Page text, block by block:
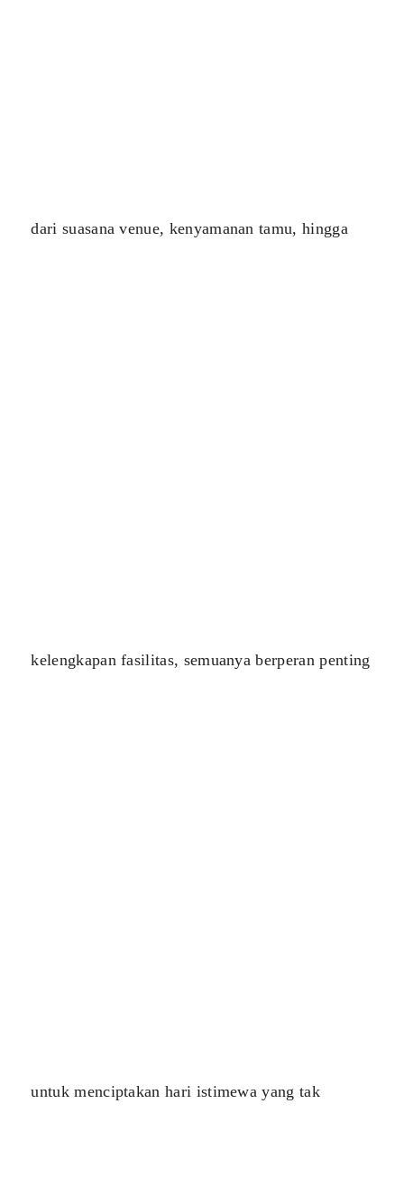
dari suasana venue, kenyamanan tamu, hingga
kelengkapan fasilitas, semuanya berperan penting
untuk menciptakan hari istimewa yang tak